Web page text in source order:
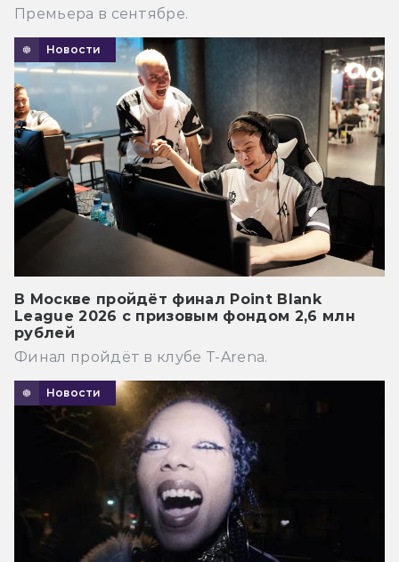
Премьера в сентябре.
Новости
В Москве пройдёт финал Point Blank
League 2026 с призовым фондом 2,6 млн
рублей
Финал пройдёт в клубе T-Arena.
Новости